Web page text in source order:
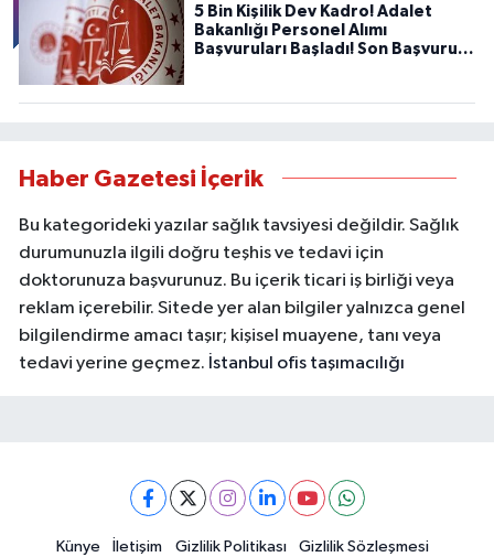
5 Bin Kişilik Dev Kadro! Adalet
Bakanlığı Personel Alımı
Başvuruları Başladı! Son Başvuru
Haber Gazetesi İçerik
Bu kategorideki yazılar sağlık tavsiyesi değildir. Sağlık
durumunuzla ilgili doğru teşhis ve tedavi için
doktorunuza başvurunuz. Bu içerik ticari iş birliği veya
reklam içerebilir. Sitede yer alan bilgiler yalnızca genel
bilgilendirme amacı taşır; kişisel muayene, tanı veya
tedavi yerine geçmez. İstanbul ofis taşımacılığı
Künye İletişim Gizlilik Politikası
Gizlilik Sözleşmesi